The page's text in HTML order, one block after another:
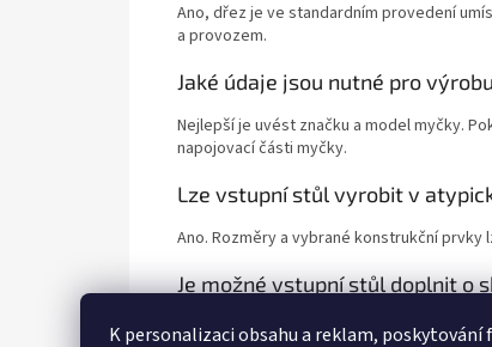
K personalizaci obsahu a reklam, poskytování
Ano, dřez je ve standardním provedení
a provozem.
Jaké údaje jsou nutné pro
Nejlepší je uvést značku a model myčky.
napojovací části myčky.
Lze vstupní stůl vyrobit v
Ano. Rozměry a vybrané konstrukční
Je možné vstupní stůl doplnit o
Ano, stůl lze na přání doplnit například o